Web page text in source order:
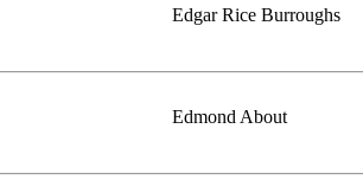
Edgar Rice Burroughs
Edmond About